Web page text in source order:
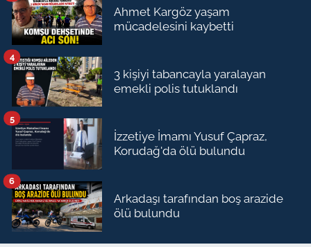
Ahmet Kargöz yaşam
mücadelesini kaybetti
3 kişiyi tabancayla yaralayan
emekli polis tutuklandı
4
İzzetiye İmamı Yusuf Çapraz,
Korudağ'da ölü bulundu
5
Arkadaşı tarafından boş arazide
ölü bulundu
6